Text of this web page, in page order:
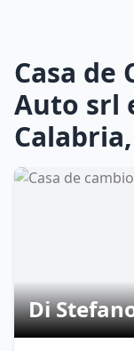
Casa de
Auto srl
Di